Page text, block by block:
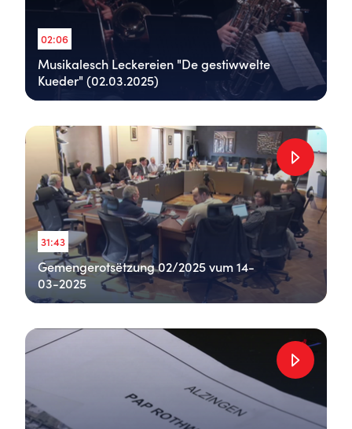
02:06
Musikalesch Leckereien "De gestiwwelte
Kueder" (02.03.2025)
31:43
Gemengerotsëtzung 02/2025 vum 14-
03-2025